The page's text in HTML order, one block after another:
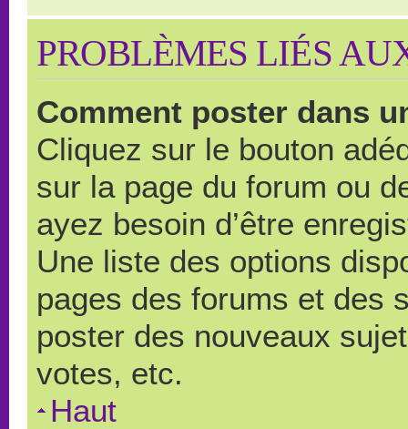
PROBLÈMES LIÉS
Comment poster dans
Cliquez sur le bouton
sur la page du forum ou
ayez besoin d’être
Une liste des options
pages des forums et des
poster des nouveaux
votes, etc.
Haut